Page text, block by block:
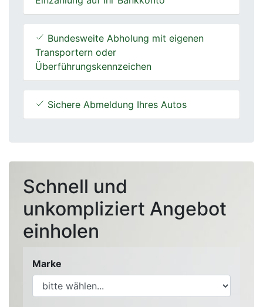
Bundesweite Abholung mit eigenen
Transportern oder
Überführungskennzeichen
Sichere Abmeldung Ihres Autos
Schnell und
unkompliziert Angebot
einholen
Marke